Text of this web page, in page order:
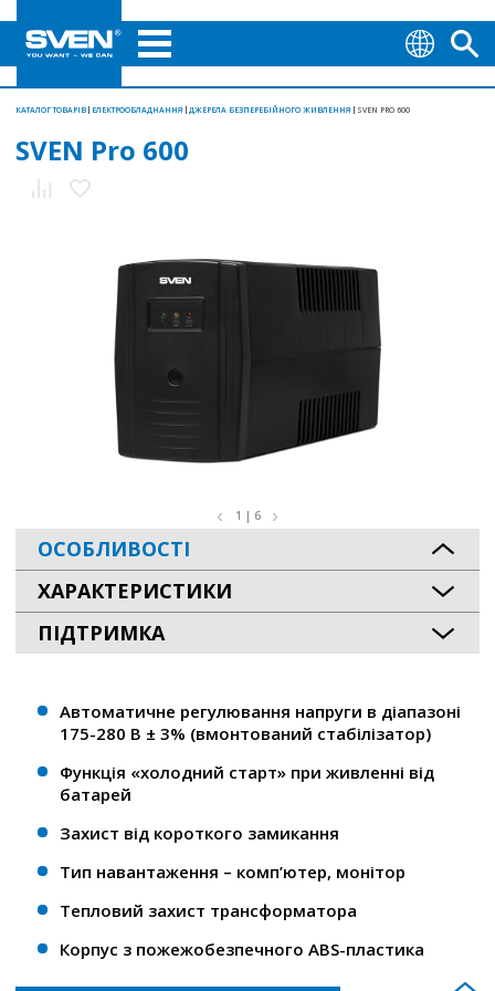
КАТАЛОГ ТОВАРІВ ЕЛЕКТРООБЛАДНАННЯ ДЖЕРЕЛА БЕЗПЕРЕБІЙНОГО ЖИВЛЕННЯ SVEN PRO 600
SVEN Pro 600
1 | 6
ОСОБЛИВОСТІ
ХАРАКТЕРИСТИКИ
ПІДТРИМКА
Автоматичне регулювання напруги в діапазоні
175-280 В ± 3% (вмонтований стабілізатор)
Функція «холодний старт» при живленні від
батарей
Захист від короткого замикання
Тип навантаження – комп’ютер, монітор
Тепловий захист трансформатора
Корпус з пожежобезпечного ABS-пластика